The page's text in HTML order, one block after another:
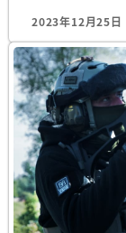
2023年12月25日